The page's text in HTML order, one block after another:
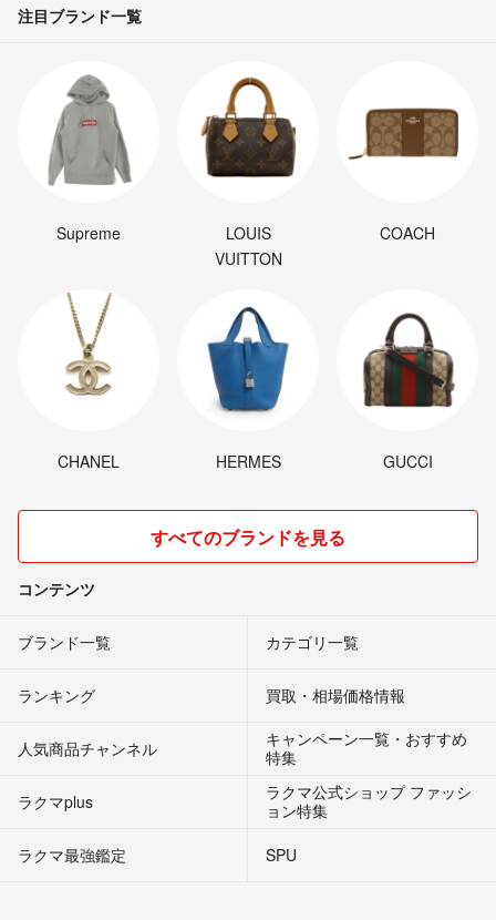
完璧をお求めの方、僅かな見落としも受け入れられない方は、ご購入を
ご遠慮ください。
価格を抑えるため、自宅にあるダンボールや紙袋等を再利用して発送致
します。
✅返品、交換、クレーム等
らに非がある場合を除き、返品、交換、クレーム等は引き受けませんの
で、ご不明な点は事前にご質問ください。
✅喫煙者、ペット無しです。
どうぞよろしくお願い致します。
注目ブランド一覧
Supreme
LOUIS
VUITTON
COACH
CHANEL HERMES GUCCI
すべてのブランドを見る
コンテンツ
ブランド一覧 カテゴリ一覧
ランキング 買取・相場価格情報
人気商品チャンネル
キャンペーン一覧・おすすめ
特集
ラクマplus
ラクマ公式ショップ ファッシ
ョン特集
ラクマ最強鑑定
SPU